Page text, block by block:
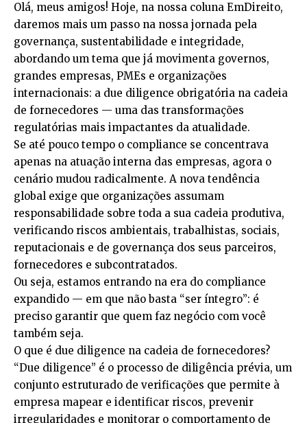
Olá, meus amigos! Hoje, na nossa coluna EmDireito,
daremos mais um passo na nossa jornada pela
governança, sustentabilidade e integridade,
abordando um tema que já movimenta governos,
grandes empresas, PMEs e organizações
internacionais: a due diligence obrigatória na cadeia
de fornecedores — uma das transformações
regulatórias mais impactantes da atualidade.
Se até pouco tempo o compliance se concentrava
apenas na atuação interna das empresas, agora o
cenário mudou radicalmente. A nova tendência
global exige que organizações assumam
responsabilidade sobre toda a sua cadeia produtiva,
verificando riscos ambientais, trabalhistas, sociais,
reputacionais e de governança dos seus parceiros,
fornecedores e subcontratados.
Ou seja, estamos entrando na era do compliance
expandido — em que não basta “ser íntegro”: é
preciso garantir que quem faz negócio com você
também seja.
O que é due diligence na cadeia de fornecedores?
“Due diligence” é o processo de diligência prévia, um
conjunto estruturado de verificações que permite à
empresa mapear e identificar riscos, prevenir
irregularidades e monitorar o comportamento de